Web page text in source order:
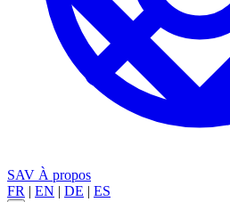
SAV À propos
FR | EN | DE | ES